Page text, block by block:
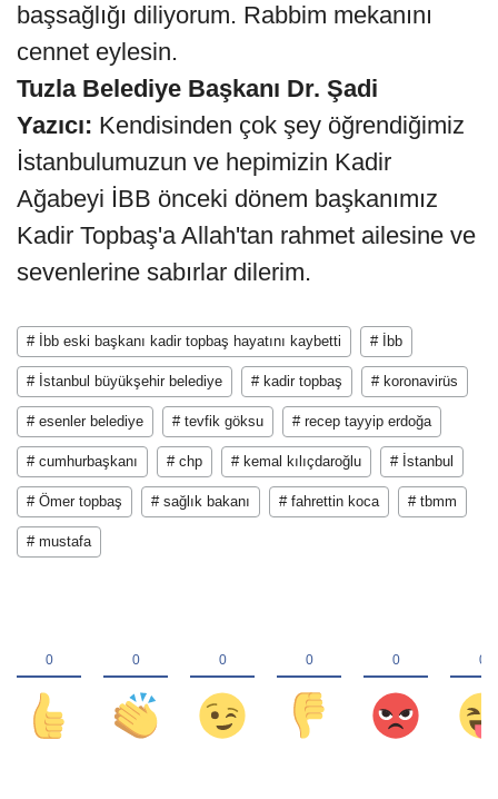
başsağlığı diliyorum. Rabbim mekanını
cennet eylesin.
Tuzla Belediye Başkanı Dr. Şadi
Yazıcı: Kendisinden çok şey öğrendiğimiz
İstanbulumuzun ve hepimizin Kadir
Ağabeyi İBB önceki dönem başkanımız
Kadir Topbaş'a Allah'tan rahmet ailesine ve
sevenlerine sabırlar dilerim.
# İbb eski başkanı kadir topbaş hayatını kaybetti # İbb
# İstanbul büyükşehir belediye # kadir topbaş # koronavirüs
# esenler belediye # tevfik göksu # recep tayyip erdoğa
# cumhurbaşkanı # chp # kemal kılıçdaroğlu # İstanbul
# Ömer topbaş # sağlık bakanı # fahrettin koca # tbmm
# mustafa